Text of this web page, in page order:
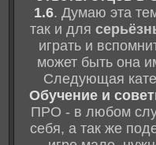
1.6. Думаю эта
так и для
играть и
может быть она
Следующая
Обучение и
ПРО - в любом
себя, а так же